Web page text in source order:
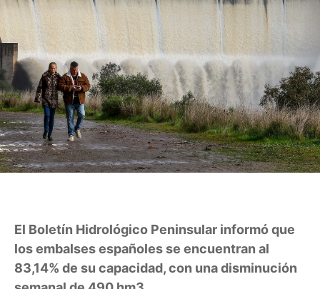
El Boletín Hidrológico Peninsular informó que
los embalses españoles se encuentran al
83,14% de su capacidad, con una disminución